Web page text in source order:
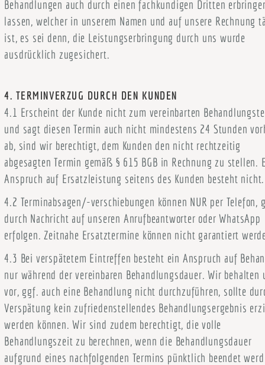
Behandlungen auch durch einen fachkundigen Dritten
lassen, welcher in unserem Namen und auf unsere Rechnung
ist, es sei denn, die Leistungserbringung durch uns wurde
ausdrücklich zugesichert.
4. TERMINVERZUG DURCH DEN KUNDEN
4.1 Erscheint der Kunde nicht zum vereinbarten
und sagt diesen Termin auch nicht mindestens 24 Stunden
ab, sind wir berechtigt, dem Kunden den nicht rechtzeitig
abgesagten Termin gemäß § 615 BGB in Rechnung zu stellen.
Anspruch auf Ersatzleistung seitens des Kunden besteht nicht.
4.2 Terminabsagen/-verschiebungen können NUR per Telefon,
durch Nachricht auf unseren Anrufbeantworter oder WhatsApp
erfolgen. Zeitnahe Ersatztermine können nicht garantiert
4.3 Bei verspätetem Eintreffen besteht ein Anspruch auf
nur während der vereinbaren Behandlungsdauer. Wir behalten
vor, ggf. auch eine Behandlung nicht durchzuführen, sollte
Verspätung kein zufriedenstellendes Behandlungsergebnis
werden können. Wir sind zudem berechtigt, die volle
Behandlungszeit zu berechnen, wenn die Behandlungsdauer
aufgrund eines nachfolgenden Termins pünktlich beendet